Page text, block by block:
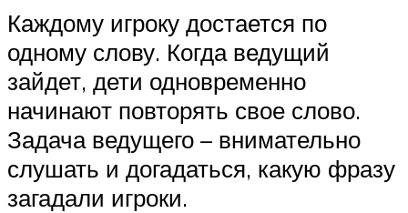
Каждому игроку достается по
одному слову. Когда ведущий
зайдет, дети одновременно
начинают повторять свое слово.
Задача ведущего – внимательно
слушать и догадаться, какую фразу
загадали игроки.